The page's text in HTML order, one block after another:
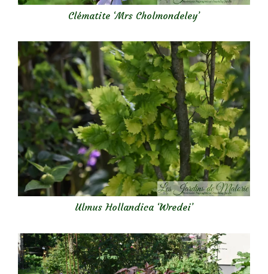
Clématite ‘Mrs Cholmondeley’
Ulmus Hollandica ‘Wredei’